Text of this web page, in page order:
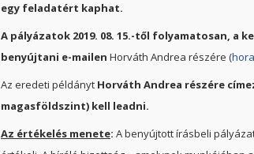
egy feladatért kaphat.
A pályázatok 2019. 08. 15.-től folyamatosan,
benyújtani e-mailen Horváth Andrea részére (
Az eredeti példányt Horváth Andrea részére
magasföldszint) kell leadni.
Az értékelés menete: A benyújtott írásbeli